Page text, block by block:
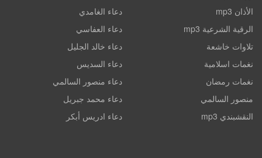
الأذان mp3
الرقية الشرعية mp3
تلاوات خاشعة
نغمات اسلامية
نغمات رمضان
منصور السالمي
النقشبندي mp3
دعاء الغامدي
دعاء العفاسي
دعاء خالد الجليل
دعاء السديس
دعاء منصور السالمي
دعاء محمد جبريل
دعاء ادريس أبكر